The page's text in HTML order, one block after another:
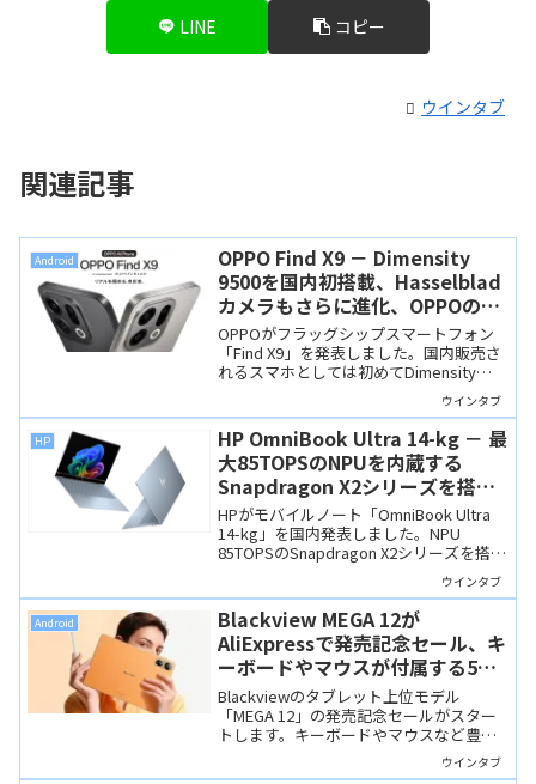
LINE コピー
ウインタブ
関連記事
Android
OPPO Find X9 － Dimensity
9500を国内初搭載、Hasselblad
カメラもさらに進化、OPPOのフ
ラッグシップスマホ
OPPOがフラッグシップスマートフォン
「Find X9」を発表しました。国内販売さ
れるスマホとしては初めてDimensity
9500を搭載し、Hasselbladカメラも健
在、デザインはFind X8よりも「普通っぽ
く」なりました。
ウインタブ
HP
HP OmniBook Ultra 14-kg － 最
大85TOPSのNPUを内蔵する
Snapdragon X2シリーズを搭
載、最薄部7.3 mmと超スリムな
ハイエンドモバイルノート
HPがモバイルノート「OmniBook Ultra
14-kg」を国内発表しました。NPU
85TOPSのSnapdragon X2シリーズを搭載
するハイエンドモバイルノートで、最薄
部7.3mmと「超薄型」なのも特徴です。
ウインタブ
Android
Blackview MEGA 12が
AliExpressで発売記念セール、キ
ーボードやマウスが付属する5G
対応の12.2インチ上位モデルが4
万円台
Blackviewのタブレット上位モデル
「MEGA 12」の発売記念セールがスター
トします。キーボードやマウスなど豊富
な付属品がセットになってお値段は約4.7
ウインタブ